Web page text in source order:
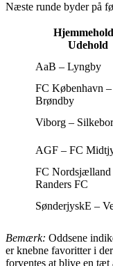
Næste runde byder på
Udehold
AaB – Lyngby
FC København –
Brøndby
Viborg –
AGF – FC
FC Nordsjælland
Randers FC
SønderjyskE –
Bemærk: Oddsene
er knebne favoritter i
forventes at blive en tæt